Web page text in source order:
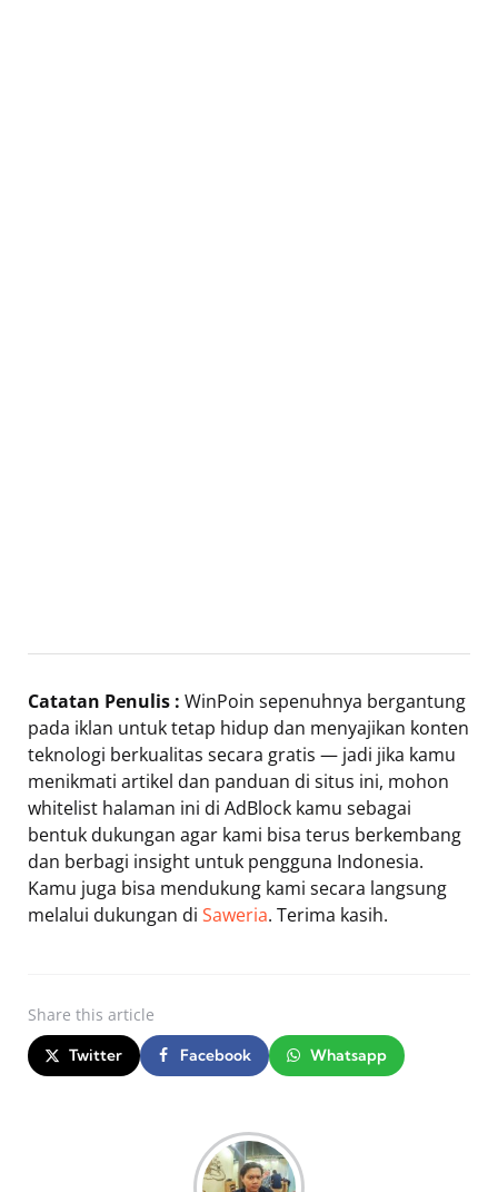
Catatan Penulis : WinPoin sepenuhnya bergantung
pada iklan untuk tetap hidup dan menyajikan konten
teknologi berkualitas secara gratis — jadi jika kamu
menikmati artikel dan panduan di situs ini, mohon
whitelist halaman ini di AdBlock kamu sebagai
bentuk dukungan agar kami bisa terus berkembang
dan berbagi insight untuk pengguna Indonesia.
Kamu juga bisa mendukung kami secara langsung
melalui dukungan di Saweria. Terima kasih.
Share this article
Twitter Facebook Whatsapp